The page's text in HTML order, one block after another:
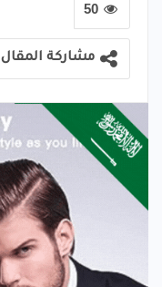
50
مشاركة المقال